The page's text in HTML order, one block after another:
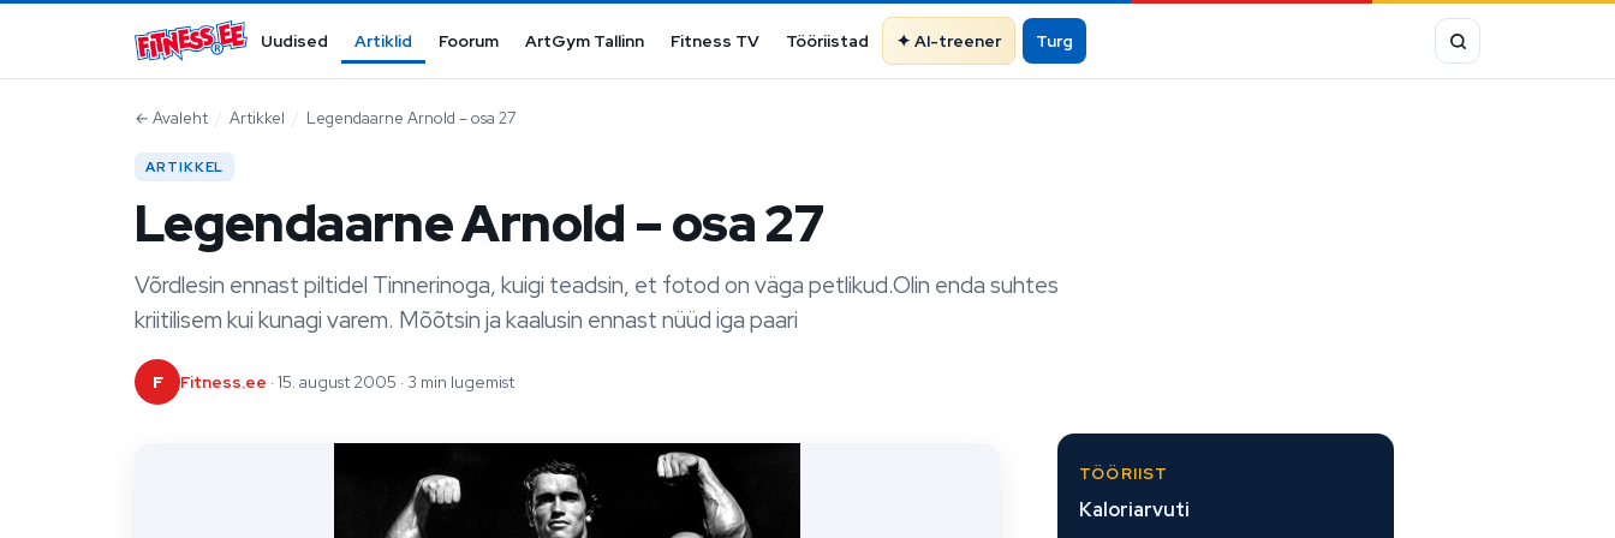
Uudised Artiklid Foorum ArtGym Tallinn Fitness TV Tööriistad AI-treener Turg
← Avaleht / Artikkel / Legendaarne Arnold – osa 27
ARTIKKEL
Legendaarne Arnold – osa 27
Võrdlesin ennast piltidel Tinnerinoga, kuigi teadsin, et fotod on väga petlikud.Olin enda suhtes
kriitilisem kui kunagi varem. Mõõtsin ja kaalusin ennast nüüd iga paari
F Fitness.ee · 15. august 2005 · 3 min lugemist
TÖÖRIIST
Kaloriarvuti